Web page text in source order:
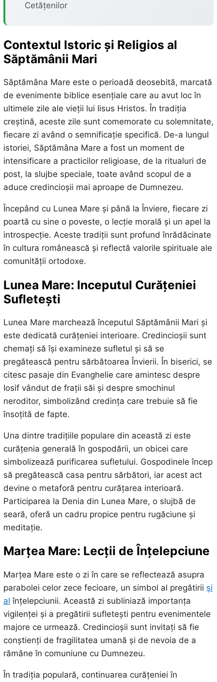
Cetățenilor
Contextul Istoric și Religios al
Săptămânii Mari
Săptămâna Mare este o perioadă deosebită, marcată
de evenimente biblice esențiale care au avut loc în
ultimele zile ale vieții lui Iisus Hristos. În tradiția
creștină, aceste zile sunt comemorate cu solemnitate,
fiecare zi având o semnificație specifică. De-a lungul
istoriei, Săptămâna Mare a fost un moment de
intensificare a practicilor religioase, de la ritualuri de
post, la slujbe speciale, toate având scopul de a
aduce credincioșii mai aproape de Dumnezeu.
Începând cu Lunea Mare și până la Înviere, fiecare zi
poartă cu sine o poveste, o lecție morală și un apel la
introspecție. Aceste tradiții sunt profund înrădăcinate
în cultura românească și reflectă valorile spirituale ale
comunității ortodoxe.
Lunea Mare: Inceputul Curățeniei
Sufletești
Lunea Mare marchează începutul Săptămânii Mari și
este dedicată curățeniei interioare. Credincioșii sunt
chemați să își examineze sufletul și să se
pregătească pentru sărbătoarea Învierii. În biserici, se
citesc pasaje din Evanghelie care amintesc despre
Iosif vândut de frații săi și despre smochinul
neroditor, simbolizând credința care trebuie să fie
însoțită de fapte.
Una dintre tradițiile populare din această zi este
curățenia generală în gospodării, un obicei care
simbolizează purificarea sufletului. Gospodinele încep
să pregătească casa pentru sărbători, iar acest act
devine o metaforă pentru curățarea interioară.
Participarea la Denia din Lunea Mare, o slujbă de
seară, oferă un cadru propice pentru rugăciune și
meditație.
Marțea Mare: Lecții de Înțelepciune
Marțea Mare este o zi în care se reflectează asupra
parabolei celor zece fecioare, un simbol al pregătirii și
al înțelepciunii. Această zi subliniază importanța
vigilenței și a pregătirii sufletești pentru evenimentele
majore ce urmează. Credincioșii sunt invitați să fie
conștienți de fragilitatea umană și de nevoia de a
rămâne în comuniune cu Dumnezeu.
În tradiția populară, continuarea curățeniei în